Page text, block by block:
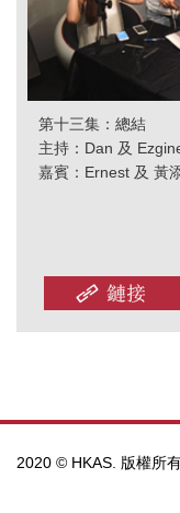
第十三集：總結
主持：Dan 及
嘉賓：Ernest 及 黃
2020 © HKAS. 版權所